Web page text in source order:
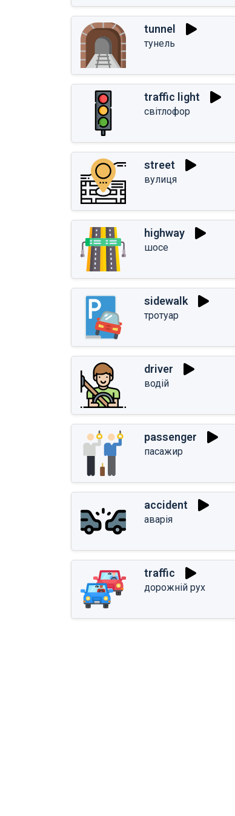
tunnel
тунель
traffic light
світлофор
street
вулиця
highway
шосе
sidewalk
тротуар
driver
водій
passenger
пасажир
accident
аварія
traffic
дорожній рух